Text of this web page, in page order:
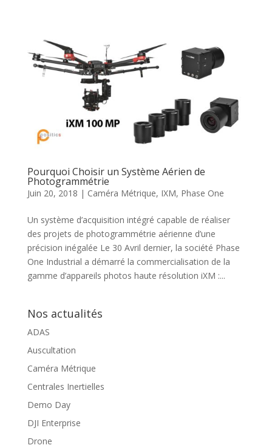
Pourquoi Choisir un Système Aérien de
Photogrammétrie
Juin 20, 2018 | Caméra Métrique, IXM, Phase One
Un système d’acquisition intégré capable de réaliser
des projets de photogrammétrie aérienne d’une
précision inégalée Le 30 Avril dernier, la société Phase
One Industrial a démarré la commercialisation de la
gamme d’appareils photos haute résolution iXM :...
Nos actualités
ADAS
Auscultation
Caméra Métrique
Centrales Inertielles
Demo Day
DJI Enterprise
Drone